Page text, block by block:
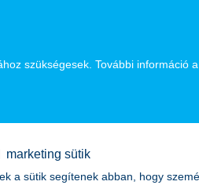
ha egy hirtelen jött kiadáshoz
szükségesek. További információ
marketing sütik
a sütik segítenek abban, hogy